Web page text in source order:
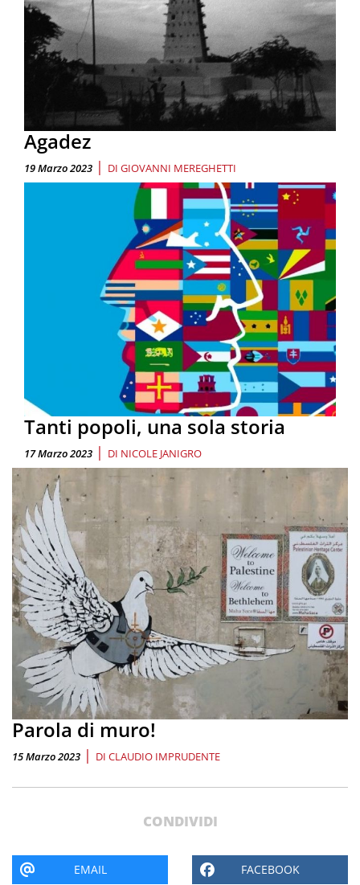
Agadez
19 Marzo 2023 | DI GIOVANNI MEREGHETTI
Tanti popoli, una sola storia
17 Marzo 2023 | DI NICOLE JANIGRO
Parola di muro!
15 Marzo 2023 | DI CLAUDIO IMPRUDENTE
CONDIVIDI
EMAIL FACEBOOK